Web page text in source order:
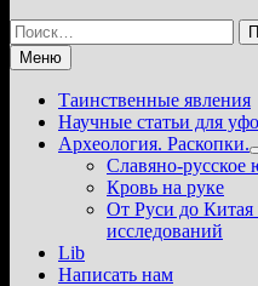
Найти:
Меню
Таинственные явления
Научные статьи для
Археология. Раскопки.
Славяно-русское
Кровь на руке
От Руси до Китая
исследований
Lib
Написать нам